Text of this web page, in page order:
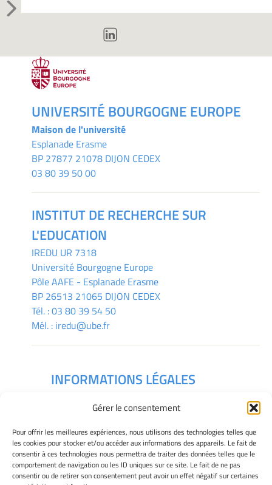
Gérer le consentement
Pour offrir les meilleures expériences, nous utilisons des technologies telles que
les cookies pour stocker et/ou accéder aux informations des appareils. Le fait de
consentir à ces technologies nous permettra de traiter des données telles que le
comportement de navigation ou les ID uniques sur ce site. Le fait de ne pas
consentir ou de retirer son consentement peut avoir un effet négatif sur certaines
UNIVERSITÉ BOURGOGNE EUROPE
Maison de l'université
Esplanade Erasme
BP 27877 21078 DIJON CEDEX
03 80 39 50 00
INSTITUT DE RECHERCHE SUR
L'EDUCATION
IREDU UR 7318
Université Bourgogne Europe
Pôle AAFE - Esplanade Erasme
BP 26513 21065 DIJON CEDEX
Tél. :03 80 39 54 50
Mél. : iredu@ube.fr
INFORMATIONS LÉGALES
Gérer mes cookies
Déclaration de confidentialité
Politique des cookies
Avertissement